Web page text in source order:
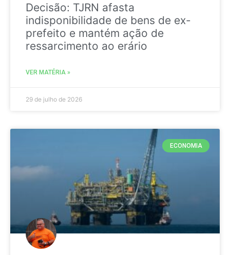
Decisão: TJRN afasta
indisponibilidade de bens de ex-
prefeito e mantém ação de
ressarcimento ao erário
VER MATÉRIA »
29 de julho de 2026
ECONOMIA